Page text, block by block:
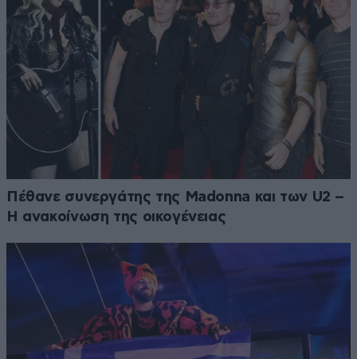
Πέθανε συνεργάτης της Madonna και των U2 –
Η ανακοίνωση της οικογένειας